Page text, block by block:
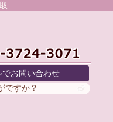
でお問い合わせ
ですか？